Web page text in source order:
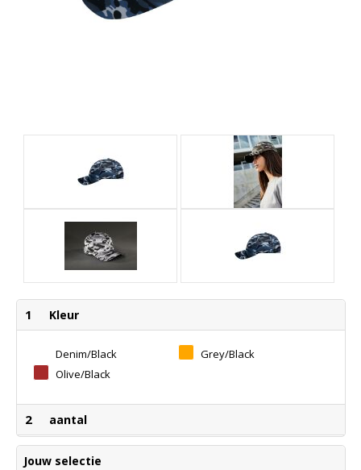
1 Kleur
Denim/black
Grey/black
Olive/black
2 aantal
Jouw selectie